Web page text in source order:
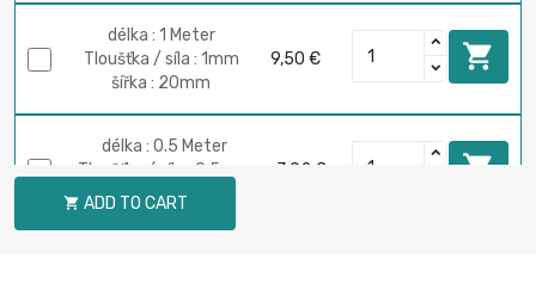
délka : 1 Meter
Tloušťka / síla : 1mm
šířka : 20mm
9,50 € 
délka : 0.5 Meter
Tloušťka / síla : 0.5mm
šířka : 25mm
3,92 € 
 ADD TO CART